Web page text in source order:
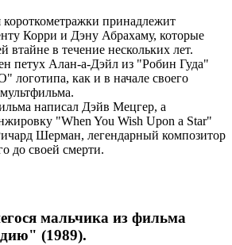
короткометражки принадлежит
Корри и Дэну Абрахаму, которые
втайне в течение нескольких лет.
петух Алан-а-Дэйл из "Робин Гуда"
логотипа, как и в начале своего
написал Дэйв Мецгер, а
"When You Wish Upon a Star"
Шерман, легендарный композитор
до своей смерти.
мальчика из фильма
(1989).